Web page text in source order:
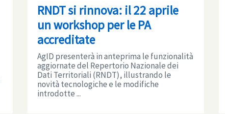
RNDT si rinnova: il 22 aprile
un workshop per le PA
accreditate
AgID presenterà in anteprima le funzionalità
aggiornate del Repertorio Nazionale dei
Dati Territoriali (RNDT), illustrando le
novità tecnologiche e le modifiche
introdotte ...